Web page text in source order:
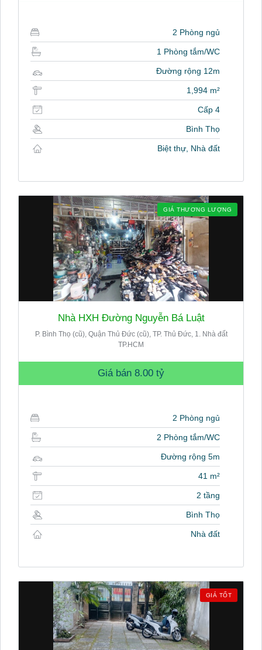
2 Phòng ngủ
1 Phòng tắm/WC
Đường rộng 12m
1,994 m²
Cấp 4
Bình Thọ
Biệt thự, Nhà đất
GIÁ THƯƠNG LƯỢNG
Nhà HXH Đường Nguyễn Bá Luật
P. Bình Thọ (cũ), Quận Thủ Đức (cũ), TP. Thủ Đức, 1. Nhà đất
TP.HCM
Giá bán 8.00 tỷ
2 Phòng ngủ
2 Phòng tắm/WC
Đường rộng 5m
41 m²
2 tầng
Bình Thọ
Nhà đất
GIÁ TỐT